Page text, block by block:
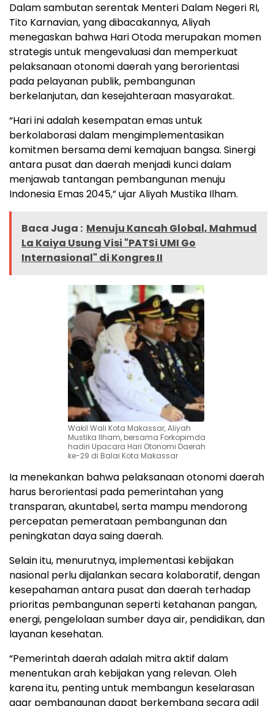
Dalam sambutan serentak Menteri Dalam Negeri RI,
Tito Karnavian, yang dibacakannya, Aliyah
menegaskan bahwa Hari Otoda merupakan momen
strategis untuk mengevaluasi dan memperkuat
pelaksanaan otonomi daerah yang berorientasi
pada pelayanan publik, pembangunan
berkelanjutan, dan kesejahteraan masyarakat.
“Hari ini adalah kesempatan emas untuk
berkolaborasi dalam mengimplementasikan
komitmen bersama demi kemajuan bangsa. Sinergi
antara pusat dan daerah menjadi kunci dalam
menjawab tantangan pembangunan menuju
Indonesia Emas 2045,” ujar Aliyah Mustika Ilham.
Baca Juga : Menuju Kancah Global, Mahmud
La Kaiya Usung Visi "PATSi UMI Go
Internasional" di Kongres II
Wakil Wali Kota Makassar, Aliyah
Mustika Ilham, bersama Forkopimda
hadiri Upacara Hari Otonomi Daerah
ke-29 di Balai Kota Makassar
Ia menekankan bahwa pelaksanaan otonomi daerah
harus berorientasi pada pemerintahan yang
transparan, akuntabel, serta mampu mendorong
percepatan pemerataan pembangunan dan
peningkatan daya saing daerah.
Selain itu, menurutnya, implementasi kebijakan
nasional perlu dijalankan secara kolaboratif, dengan
kesepahaman antara pusat dan daerah terhadap
prioritas pembangunan seperti ketahanan pangan,
energi, pengelolaan sumber daya air, pendidikan, dan
layanan kesehatan.
“Pemerintah daerah adalah mitra aktif dalam
menentukan arah kebijakan yang relevan. Oleh
karena itu, penting untuk membangun keselarasan
agar pembangunan dapat berkembang secara adil